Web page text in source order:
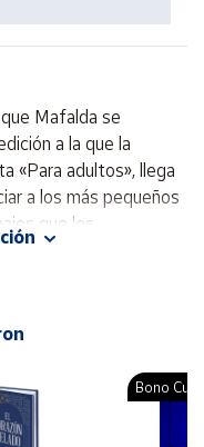
Mafalda se
a la que la
«Para adultos», llega
a los más pequeños
que los
vidas.
Bono